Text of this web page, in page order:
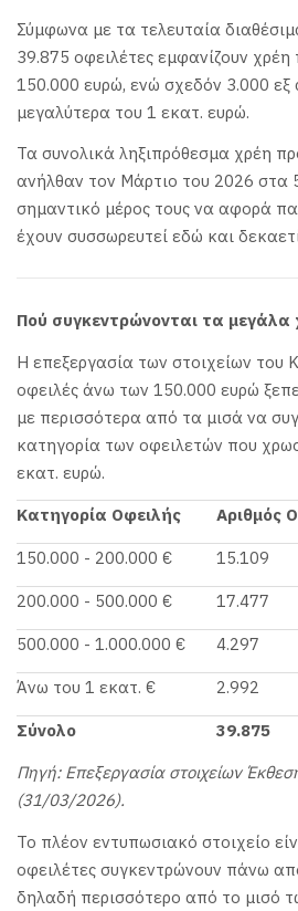
Σύμφωνα με τα τελευταία
39.875 οφειλέτες εμφανίζουν χρέη
150.000 ευρώ, ενώ σχεδόν 3.000
μεγαλύτερα του 1 εκατ. ευρώ.
Τα συνολικά ληξιπρόθεσμα χρέη
ανήλθαν τον Μάρτιο του 2026 στα
σημαντικό μέρος τους να αφορά
έχουν συσσωρευτεί εδώ και
Πού συγκεντρώνονται τα μεγάλα
Η επεξεργασία των στοιχείων του
οφειλές άνω των 150.000 ευρώ
με περισσότερα από τα μισά να
κατηγορία των οφειλετών που
εκατ. ευρώ.
Κατηγορία Οφειλής Αριθμός
150.000 - 200.000 € 15.109
200.000 - 500.000 € 17.477
500.000 - 1.000.000 € 4.297
Άνω του 1 εκατ. € 2.992
Σύνολο 39.875
Πηγή: Επεξεργασία στοιχείων
(31/03/2026).
Το πλέον εντυπωσιακό στοιχείο
οφειλέτες συγκεντρώνουν πάνω
δηλαδή περισσότερο από το μισό